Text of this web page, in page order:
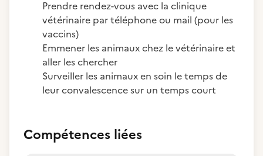
Prendre rendez-vous avec la clinique
vétérinaire par téléphone ou mail (pour les
vaccins)
Emmener les animaux chez le vétérinaire et
aller les chercher
Surveiller les animaux en soin le temps de
leur convalescence sur un temps court
Compétences liées